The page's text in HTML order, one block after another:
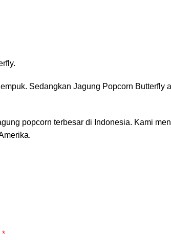
Sedangkan Jagung Popcorn Butterfly
popcorn terbesar di Indonesia. Kami
*